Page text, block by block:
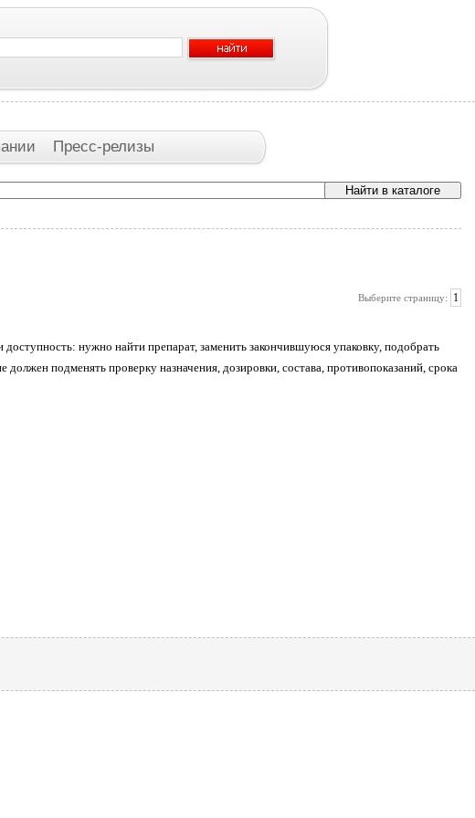
Пресс-релизы
Выберите страницу: 1
нужно найти препарат, заменить закончившуюся упаковку, подобрать
подменять проверку назначения, дозировки, состава, противопоказаний, срока